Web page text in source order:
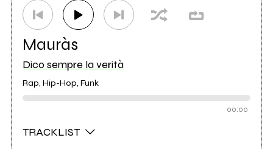
Mauràs
Dico sempre la verità
Rap, Hip-Hop, Funk
00:00
TRACKLIST